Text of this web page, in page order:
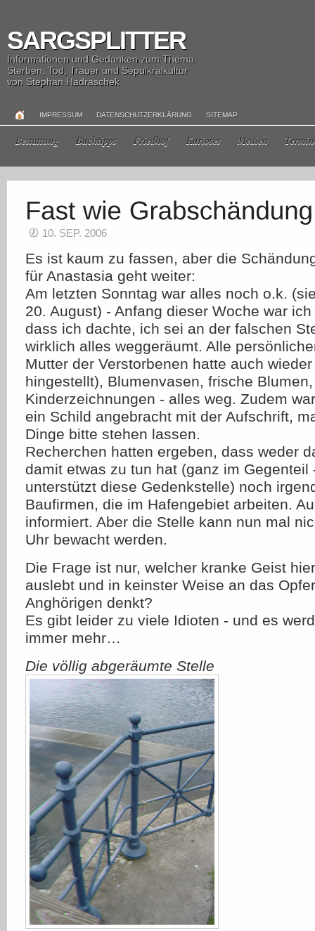
SARGSPLITTER
Informationen und Gedanken zum Thema
Sterben, Tod, Trauer und Sepulkralkultur
von Stephan Hadraschek
IMPRESSUM DATENSCHUTZERKLÄRUNG SITEMAP
Bestattung Buchtipps Friedhof Kurioses Medien
10. SEP. 2006
Es ist kaum zu fassen, aber die
für Anastasia geht weiter:
Am letzten Sonntag war alles noch o.k.
20. August) - Anfang dieser Woche war
dass ich dachte, ich sei an der falschen
wirklich alles weggeräumt. Alle
Mutter der Verstorbenen hatte auch
hingestellt), Blumenvasen, frische Blumen,
Kinderzeichnungen - alles weg. Zudem
ein Schild angebracht mit der Aufschrift,
Dinge bitte stehen lassen.
Recherchen hatten ergeben, dass weder
damit etwas zu tun hat (ganz im Gegenteil
unterstützt diese Gedenkstelle) noch
Baufirmen, die im Hafengebiet arbeiten.
informiert. Aber die Stelle kann nun mal
Uhr bewacht werden.
Die Frage ist nur, welcher kranke Geist
auslebt und in keinster Weise an das
Anghörigen denkt?
Es gibt leider zu viele Idioten - und es
immer mehr…
Die völlig abgeräumte Stelle